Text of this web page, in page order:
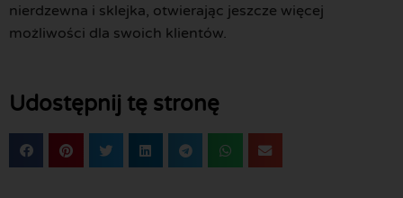
nierdzewna i sklejka, otwierając jeszcze więcej
możliwości dla swoich klientów.
Udostępnij tę stronę